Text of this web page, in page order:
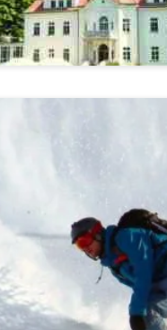
Snowboarden Und
Seefeld In Tirol